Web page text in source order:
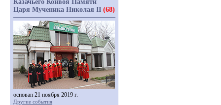
Казачьего Конвоя Памяти
Царя Мученика Николая II (68)
основан 21 ноября 2019 г.
Другие события